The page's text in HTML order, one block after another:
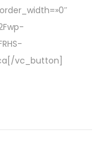
vc_button]